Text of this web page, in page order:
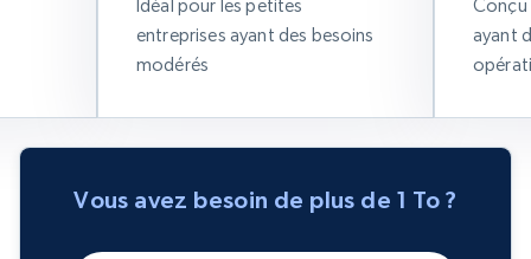
Idéal pour les petites
entreprises ayant des besoins
modérés
Conçu
ayant
Vous avez besoin de plus de 1 To ?